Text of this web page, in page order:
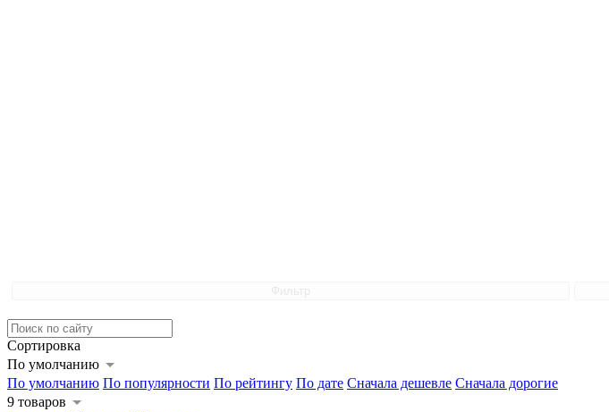
Сортировка
По умолчанию
По умолчанию По популярности По рейтингу По дате Сначала дешевле Сначала дорогие
9 товаров